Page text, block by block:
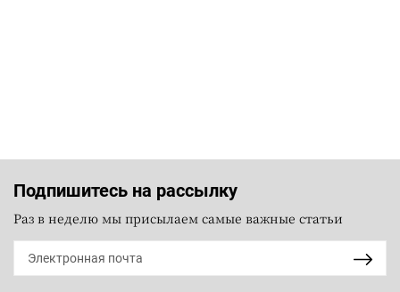
Подпишитесь на рассылку
Раз в неделю мы присылаем самые важные статьи